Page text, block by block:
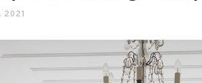
2021